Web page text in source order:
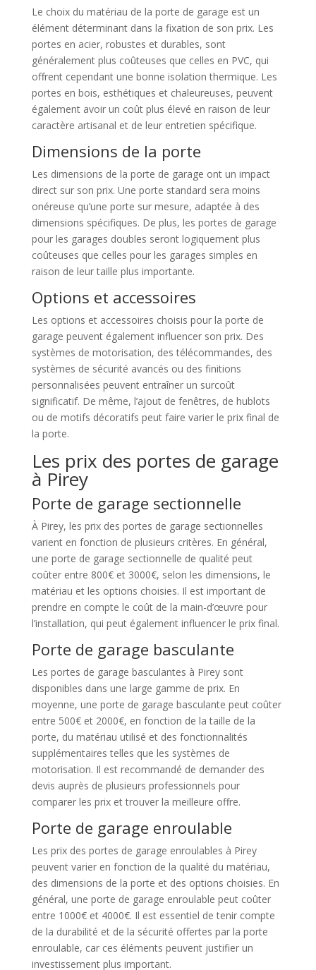
Le choix du matériau de la porte de garage est un
élément déterminant dans la fixation de son prix. Les
portes en acier, robustes et durables, sont
généralement plus coûteuses que celles en PVC, qui
offrent cependant une bonne isolation thermique. Les
portes en bois, esthétiques et chaleureuses, peuvent
également avoir un coût plus élevé en raison de leur
caractère artisanal et de leur entretien spécifique.
Dimensions de la porte
Les dimensions de la porte de garage ont un impact
direct sur son prix. Une porte standard sera moins
onéreuse qu’une porte sur mesure, adaptée à des
dimensions spécifiques. De plus, les portes de garage
pour les garages doubles seront logiquement plus
coûteuses que celles pour les garages simples en
raison de leur taille plus importante.
Options et accessoires
Les options et accessoires choisis pour la porte de
garage peuvent également influencer son prix. Des
systèmes de motorisation, des télécommandes, des
systèmes de sécurité avancés ou des finitions
personnalisées peuvent entraîner un surcoût
significatif. De même, l’ajout de fenêtres, de hublots
ou de motifs décoratifs peut faire varier le prix final de
la porte.
Les prix des portes de garage
à Pirey
Porte de garage sectionnelle
À Pirey, les prix des portes de garage sectionnelles
varient en fonction de plusieurs critères. En général,
une porte de garage sectionnelle de qualité peut
coûter entre 800€ et 3000€, selon les dimensions, le
matériau et les options choisies. Il est important de
prendre en compte le coût de la main-d’œuvre pour
l’installation, qui peut également influencer le prix final.
Porte de garage basculante
Les portes de garage basculantes à Pirey sont
disponibles dans une large gamme de prix. En
moyenne, une porte de garage basculante peut coûter
entre 500€ et 2000€, en fonction de la taille de la
porte, du matériau utilisé et des fonctionnalités
supplémentaires telles que les systèmes de
motorisation. Il est recommandé de demander des
devis auprès de plusieurs professionnels pour
comparer les prix et trouver la meilleure offre.
Porte de garage enroulable
Les prix des portes de garage enroulables à Pirey
peuvent varier en fonction de la qualité du matériau,
des dimensions de la porte et des options choisies. En
général, une porte de garage enroulable peut coûter
entre 1000€ et 4000€. Il est essentiel de tenir compte
de la durabilité et de la sécurité offertes par la porte
enroulable, car ces éléments peuvent justifier un
investissement plus important.